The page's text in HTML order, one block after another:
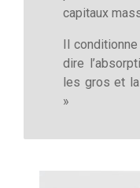
capitaux
Il
dire
les gros et
»